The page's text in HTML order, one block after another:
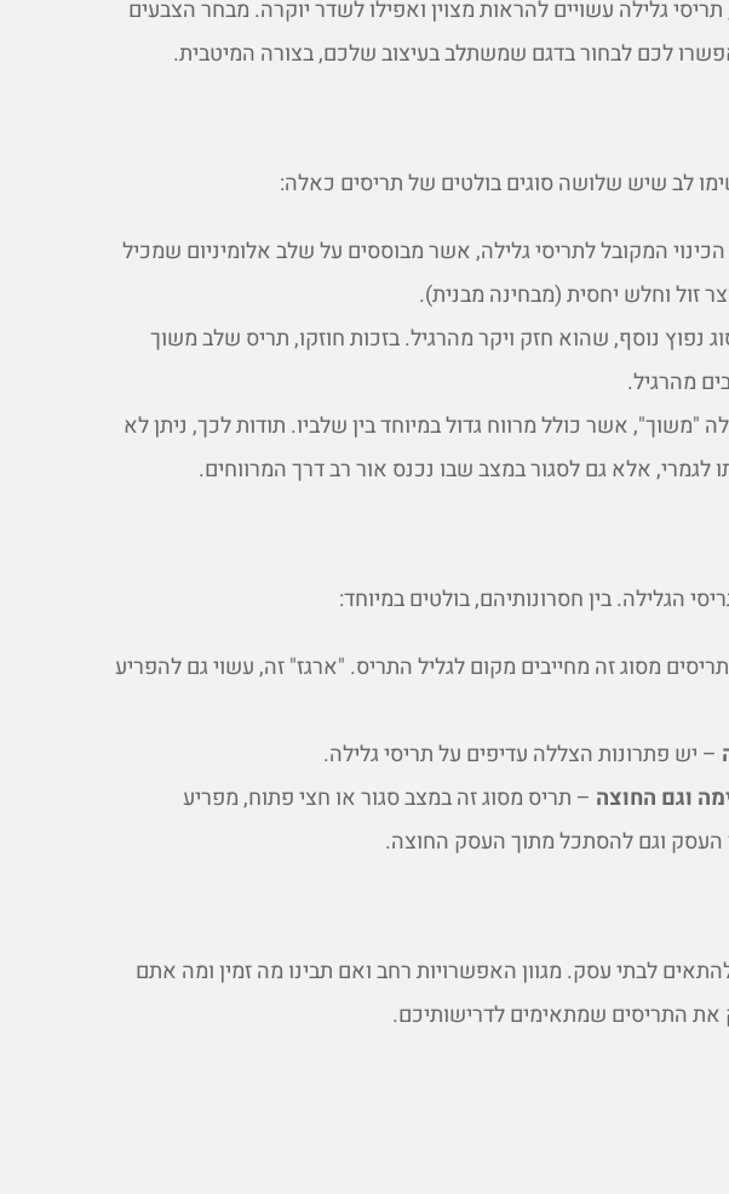
גלילה עשויים להראות מצוין ואפילו לשדר יוקרה. מבחר הצבעים
לכם לבחור בדגם שמשתלב בעיצוב שלכם, בצורה המיטבית.
לב שיש שלושה סוגים בולטים של תריסים כאלה:
המקובל לתריסי גלילה, אשר מבוססים על שלב אלומיניום שמכיל
זול וחלש יחסית (מבחינה מבנית).
נפוץ נוסף, שהוא חזק ויקר מהרגיל. בזכות חוזקו, תריס שלב משוך
מהרגיל.
"משוך", אשר כולל מרווח גדול במיוחד בין שלביו. תודות לכך, ניתן לא
לגמרי, אלא גם לסגור במצב שבו נכנס אור רב דרך המרווחים.
הגלילה. בין חסרונותיהם, בולטים במיוחד:
מסוג זה מחייבים מקום לגליל התריס. "ארגז" זה, עשוי גם להפריע
– יש פתרונות הצללה עדיפים על תריסי גלילה.
וגם החוצה – תריס מסוג זה במצב סגור או חצי פתוח, מפריע
העסק וגם להסתכל מתוך העסק החוצה.
לבתי עסק. מגוון האפשרויות רחב ואם תבינו מה זמין ומה אתם
את התריסים שמתאימים לדרישותיכם.